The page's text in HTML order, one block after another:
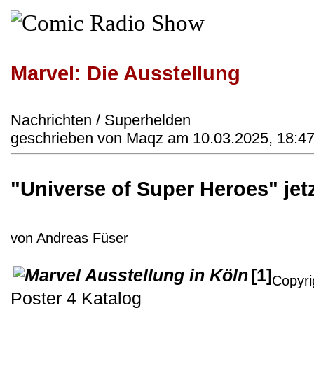
Marvel: Die Ausstellung
Nachrichten / Superhelden
geschrieben von Maqz am 10.03.2025,
"Universe of Super Heroes"
von Andreas Füser
[1]
Poster 4 Katalog